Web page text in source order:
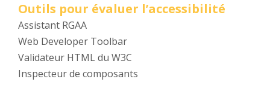
Outils pour évaluer l’accessibilité
Assistant RGAA
Web Developer Toolbar
Validateur HTML du W3C
Inspecteur de composants